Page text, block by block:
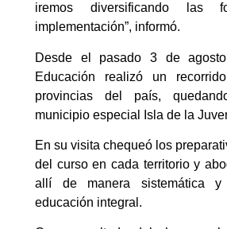
iremos diversificando las
implementación”, informó.
Desde el pasado 3 de
Educación realizó un
provincias del país,
municipio especial Isla de la
En su visita chequeó los
del curso en cada territorio y
allí de manera sistemática y
educación integral.